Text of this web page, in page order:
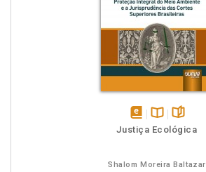
disponívelDisponível
páginas
Justiça Ecológica
Shalom Moreira Baltazar